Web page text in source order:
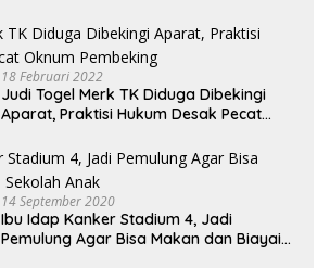
18 Februari 2022
Judi Togel Merk TK Diduga Dibekingi
Aparat, Praktisi Hukum Desak Pecat
14 September 2020
Ibu Idap Kanker Stadium 4, Jadi
Pemulung Agar Bisa Makan dan Biayai